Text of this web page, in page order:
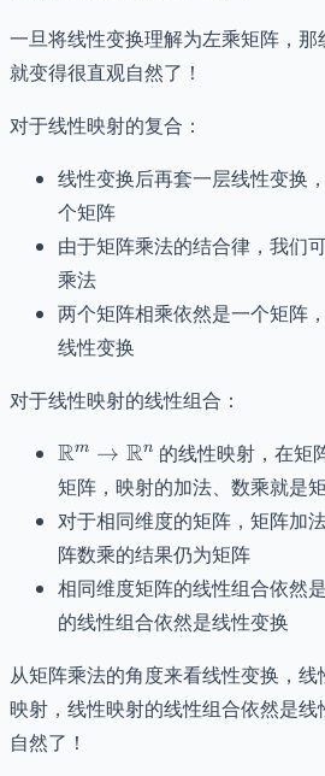
一旦将线性变换理解为左乘矩阵，
就变得很直观自然了！
对于线性映射的复合：
线性变换后再套一层线性变换
个矩阵
由于矩阵乘法的结合律，我们
乘法
两个矩阵相乘依然是一个矩阵
线性变换
对于线性映射的线性组合：
\mathbb{R}^m\to
\mathbb{R}^n
Rm → Rn 的线性映射，在矩
矩阵，映射的加法、数乘就是
对于相同维度的矩阵，矩阵加
阵数乘的结果仍为矩阵
相同维度矩阵的线性组合依然
的线性组合依然是线性变换
从矩阵乘法的角度来看线性变换，
映射，线性映射的线性组合依然是
自然了！